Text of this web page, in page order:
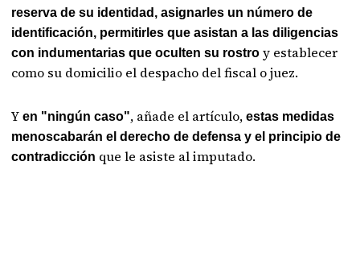
reserva de su identidad, asignarles un número de
identificación, permitirles que asistan a las diligencias
con indumentarias que oculten su rostro y establecer
como su domicilio el despacho del fiscal o juez.
Yen "ningún caso", añade el artículo,estas medidas
menoscabarán el derecho de defensa y el principio de
contradicción que le asiste al imputado.